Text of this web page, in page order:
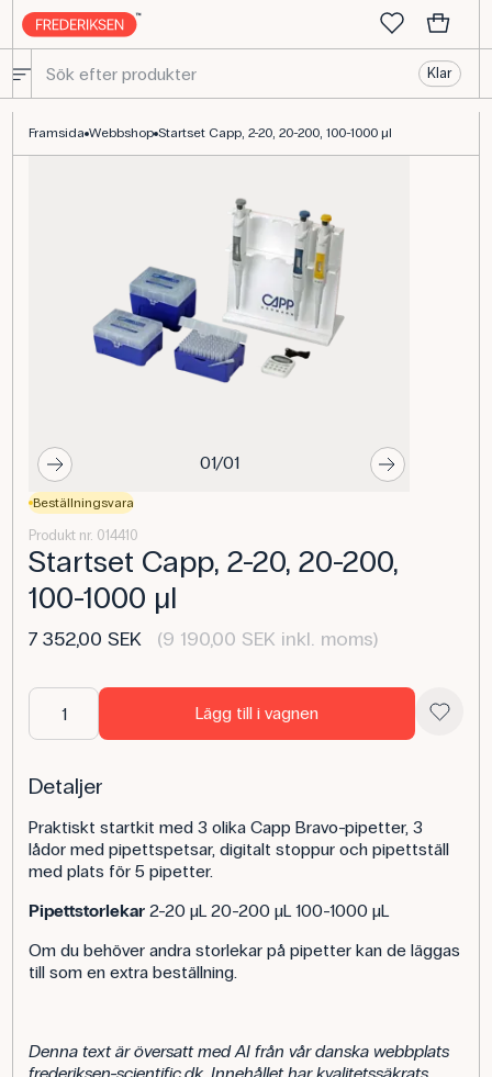
Klar
Framsida Webbshop Startset Capp, 2-20, 20-200, 100-1000 µl
01/01
Beställningsvara
Produkt nr. 014410
Startset Capp, 2-20, 20-200,
100-1000 µl
7 352,00 SEK (9 190,00 SEK inkl. moms)
Lägg till i vagnen
Detaljer
Praktiskt startkit med 3 olika Capp Bravo-pipetter, 3
lådor med pipettspetsar, digitalt stoppur och pipettställ
med plats för 5 pipetter.
Pipettstorlekar 2-20 µL 20-200 µL 100-1000 µL
Om du behöver andra storlekar på pipetter kan de läggas
till som en extra beställning.
Denna text är översatt med AI från vår danska webbplats